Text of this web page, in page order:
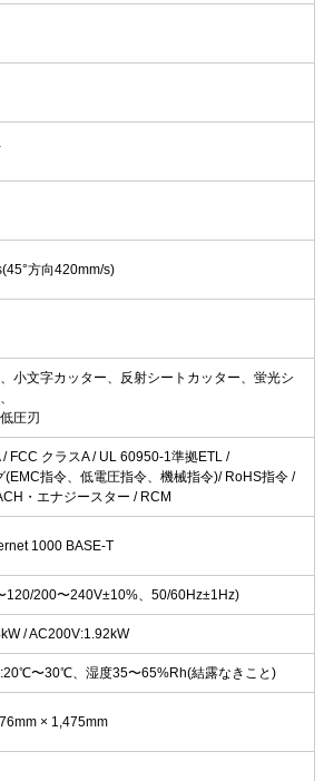
方向420mm/s)
小文字カッター、反射シートカッター、蛍光シ
圧刃
FCC クラスA / UL 60950-1準拠ETL /
(EMC指令、低電圧指令、機械指令)/ RoHS指令 /
・エナジースター / RCM
1000 BASE-T
120/200〜240V±10%、50/60Hz±1Hz)
/ AC200V:1.92kW
〜30℃、湿度35〜65%Rh(結露なきこと)
× 1,475mm